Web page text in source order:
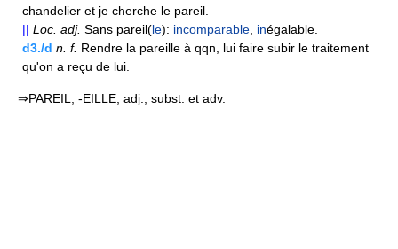
chandelier et je cherche le pareil.
|| Loc. adj. Sans pareil(le): incomparable inégalable.
d3./d n. f. Rendre la pareille à qqn, lui faire subir le traitement
qu'on a reçu de lui.
⇒PAREIL, -EILLE, adj., subst. et adv.